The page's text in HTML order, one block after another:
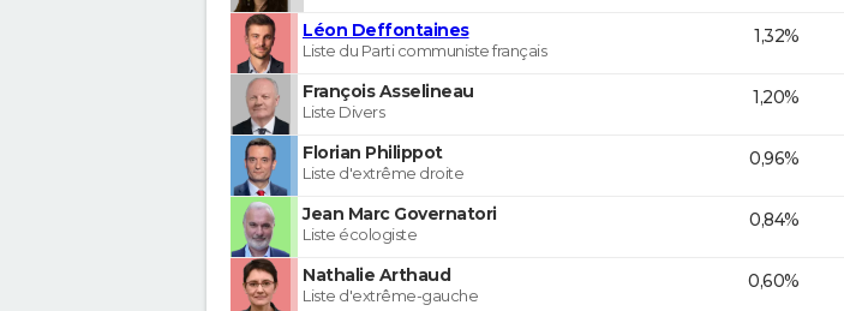
Léon Deffontaines
Liste du Parti communiste français
1,32%
François Asselineau
Liste Divers
1,20%
Florian Philippot
Liste d'extrême droite
0,96%
Jean Marc Governatori
Liste écologiste
0,84%
Nathalie Arthaud
Liste d'extrême-gauche
0,60%